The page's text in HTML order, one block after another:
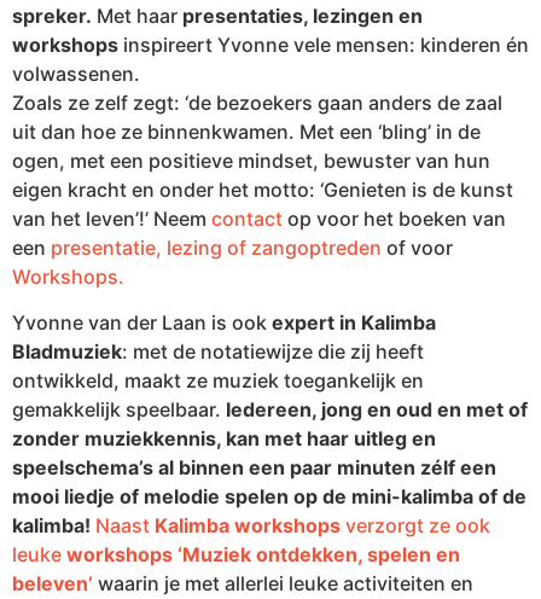
spreker. Met haar presentaties, lezingen en
workshops inspireert Yvonne vele mensen: kinderen én
volwassenen.
Zoals ze zelf zegt: ‘de bezoekers gaan anders de zaal
uit dan hoe ze binnenkwamen. Met een ‘bling’ in de
ogen, met een positieve mindset, bewuster van hun
eigen kracht en onder het motto: ‘Genieten is de kunst
van het leven’!’ Neem contact op voor het boeken van
een presentatie, lezing of zangoptreden of voor
Workshops.
Yvonne van der Laan is ook expert in Kalimba
Bladmuziek: met de notatiewijze die zij heeft
ontwikkeld, maakt ze muziek toegankelijk en
gemakkelijk speelbaar. Iedereen, jong en oud en met of
zonder muziekkennis, kan met haar uitleg en
speelschema’s al binnen een paar minuten zélf een
mooi liedje of melodie spelen op de mini-kalimba of de
kalimba! Naast Kalimba workshops verzorgt ze ook
leuke workshops ‘Muziek ontdekken, spelen en
beleven’ waarin je met allerlei leuke activiteiten en